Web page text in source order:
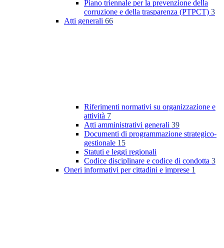
Piano triennale per la prevenzione della
corruzione e della trasparenza (PTPCT) 3
Atti generali 66
Riferimenti normativi su organizzazione e
attività 7
Atti amministrativi generali 39
Documenti di programmazione strategico-
gestionale 15
Statuti e leggi regionali
Codice disciplinare e codice di condotta 3
Oneri informativi per cittadini e imprese 1